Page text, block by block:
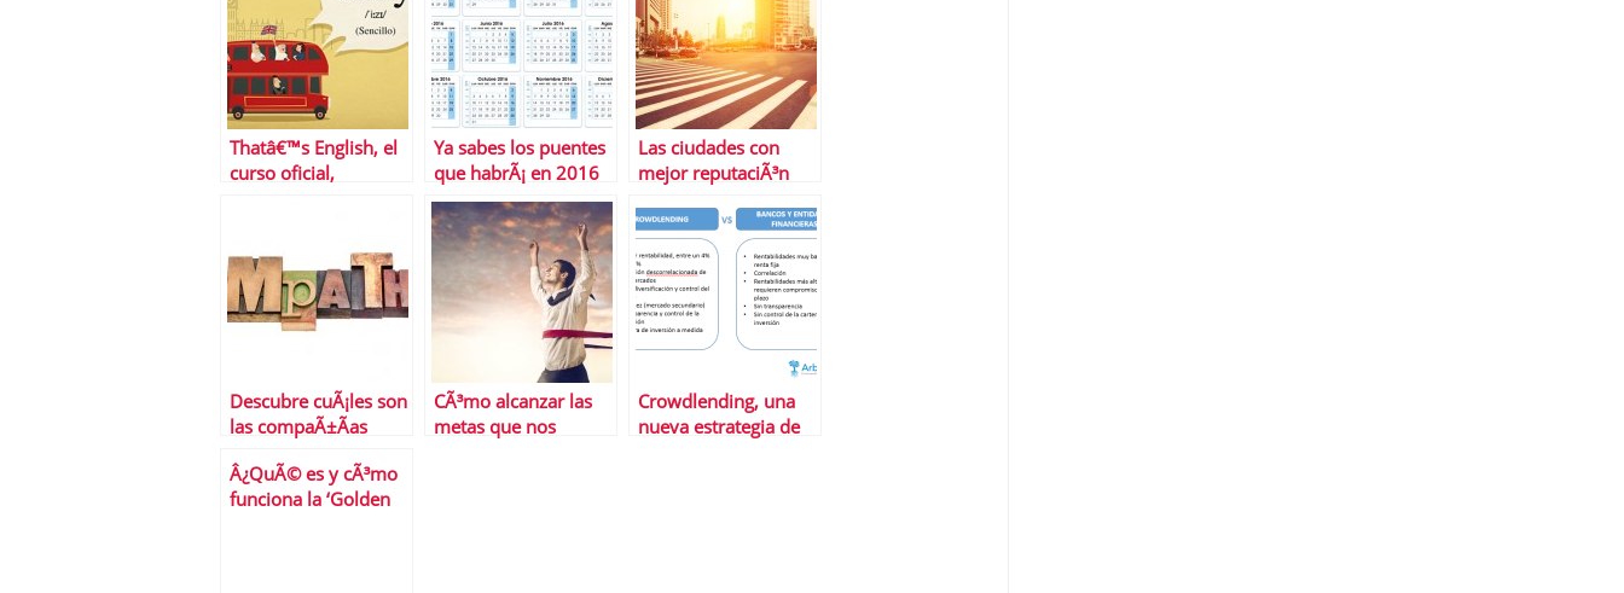
Thatâ€™s English, el
curso oficial,
aprender inglÃ©s
Ya sabes los puentes
que habrÃ¡ en 2016
Las ciudades con
mejor reputaciÃ³n
Descubre cuÃ¡les son
las compaÃ±Ã­as
y las menos
CÃ³mo alcanzar las
metas que nos
Crowdlending, una
nueva estrategia de
Â¿QuÃ© es y cÃ³mo
funciona la ‘Golden